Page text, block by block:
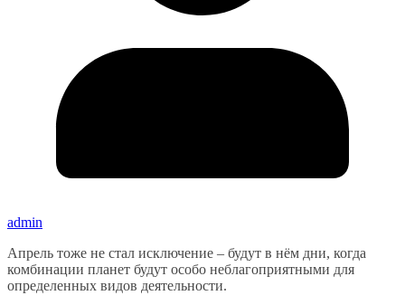
admin
Апрель тоже не стал исключение – будут в нём дни, когда
комбинации планет будут особо неблагоприятными для
определенных видов деятельности.